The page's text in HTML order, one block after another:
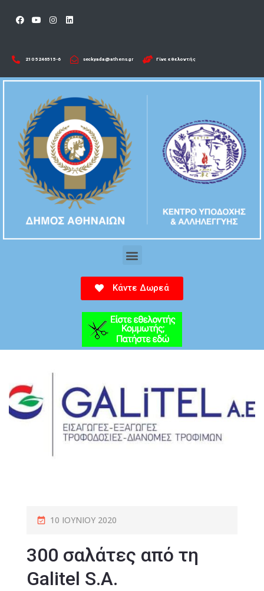
210 5246515-6​ seckyada@athens.gr Γίνε εθελοντής
Κάντε Δωρεά
10 ΙΟΥΝΊΟΥ 2020
300 σαλάτες από τη
Galitel S.A.